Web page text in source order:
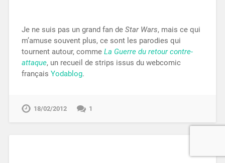
Je ne suis pas un grand fan deStar Wars, mais ce qui
m’amuse souvent plus, ce sont les parodies qui
tournent autour, comme La Guerre du retour contre-
attaque, un recueil de strips issus du webcomic
français Yodablog.
18/02/2012 1